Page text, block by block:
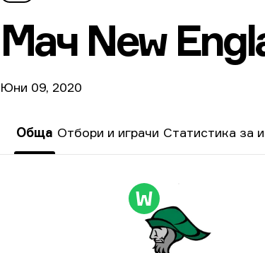
Мач New
Юни 09, 2020
Обща Отбори и играчи Статистика за
W